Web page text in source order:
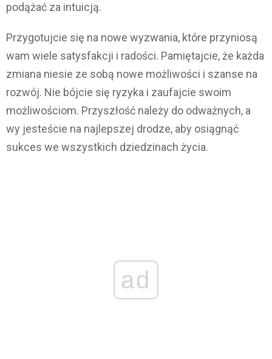
podążać za intuicją.
Przygotujcie się na nowe wyzwania, które przyniosą
wam wiele satysfakcji i radości. Pamiętajcie, że każda
zmiana niesie ze sobą nowe możliwości i szanse na
rozwój. Nie bójcie się ryzyka i zaufajcie swoim
możliwościom. Przyszłość należy do odważnych, a
wy jesteście na najlepszej drodze, aby osiągnąć
sukces we wszystkich dziedzinach życia.
ad